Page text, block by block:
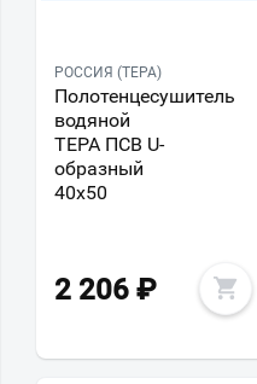
РОССИЯ (ТЕРА)
Полотенцесушитель
водяной
ТЕРА ПСВ U-
образный
40х50
2 206 ₽